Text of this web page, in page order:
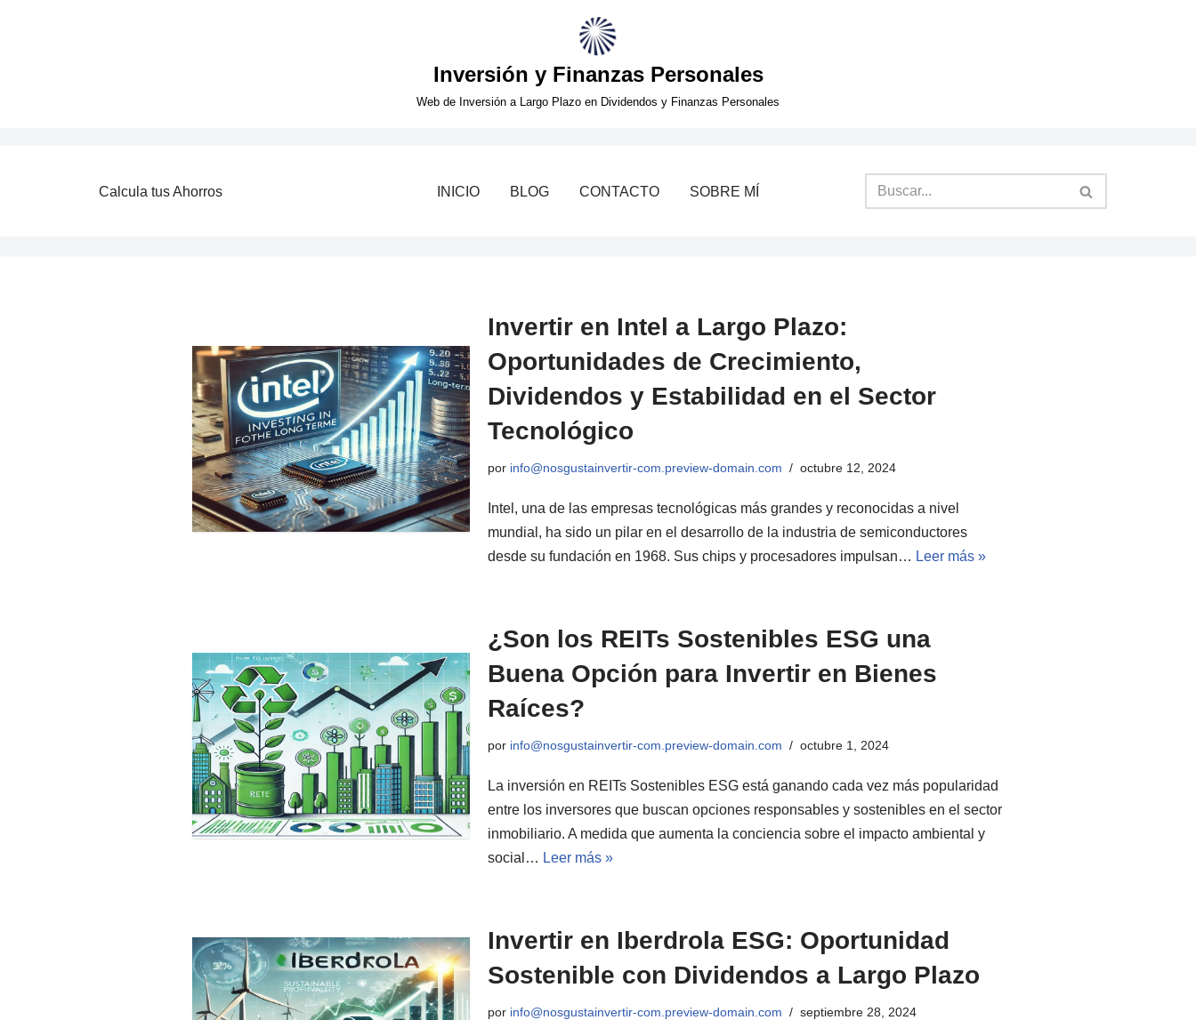
Inversión y Finanzas Personales
Web de Inversión a Largo Plazo en Dividendos y Finanzas Personales
Calcula tus Ahorros INICIO BLOG CONTACTO SOBRE MÍ
Invertir en Intel a Largo Plazo:
Oportunidades de Crecimiento,
Dividendos y Estabilidad en el Sector
Tecnológico
por info@nosgustainvertir-com.preview-domain.com octubre 12, 2024
Intel, una de las empresas tecnológicas más grandes y reconocidas a nivel
mundial, ha sido un pilar en el desarrollo de la industria de semiconductores
desde su fundación en 1968. Sus chips y procesadores impulsan… Leer más »
¿Son los REITs Sostenibles ESG una
Buena Opción para Invertir en Bienes
Raíces?
por info@nosgustainvertir-com.preview-domain.com octubre 1, 2024
La inversión en REITs Sostenibles ESG está ganando cada vez más popularidad
entre los inversores que buscan opciones responsables y sostenibles en el sector
inmobiliario. A medida que aumenta la conciencia sobre el impacto ambiental y
social… Leer más »
Invertir en Iberdrola ESG: Oportunidad
Sostenible con Dividendos a Largo Plazo
por info@nosgustainvertir-com.preview-domain.com septiembre 28, 2024